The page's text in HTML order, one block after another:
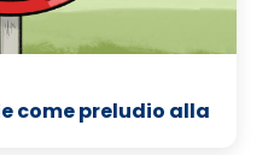
come preludio alla